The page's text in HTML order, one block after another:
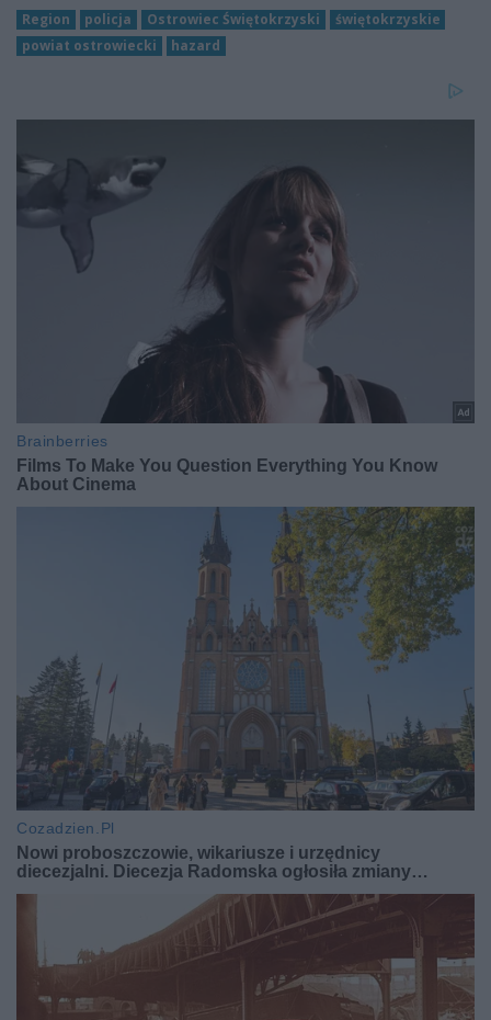
Region policja Ostrowiec Świętokrzyski
świętokrzyskie
powiat ostrowiecki
hazard